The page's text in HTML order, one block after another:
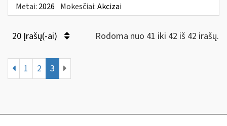
Metai: 2026 Mokesčiai:Akcizai
20 Įrašų(-ai) Rodoma nuo 41 iki 42 iš 42 irašų.
1 2 3